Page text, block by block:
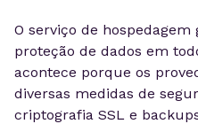
O serviço de
proteção de dados em
acontece porque os
diversas medidas de
criptografia SSL e